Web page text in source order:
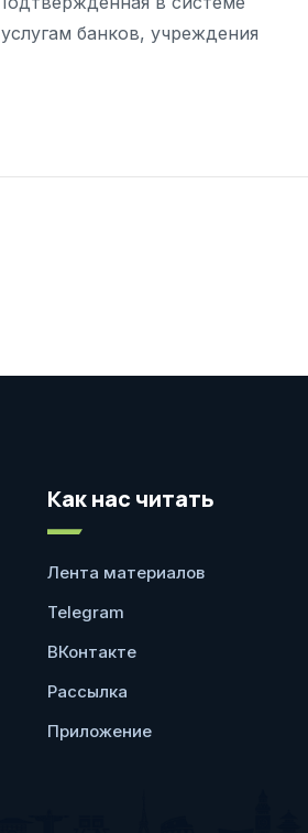
банков, учреждения
Как нас читать
Лента материалов
Telegram
ВКонтакте
Рассылка
Приложение